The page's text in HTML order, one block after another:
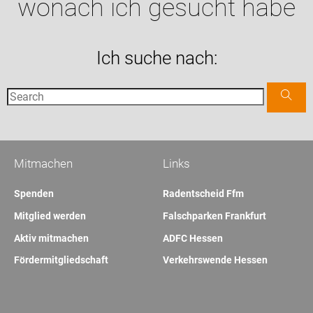
wonach ich gesucht habe
Ich suche nach:
Links
Radentscheid Ffm
Falschparken Frankfurt
ADFC Hessen
Verkehrswende Hessen
Mitmachen
Spenden
Mitglied werden
Aktiv mitmachen
Fördermitgliedschaft